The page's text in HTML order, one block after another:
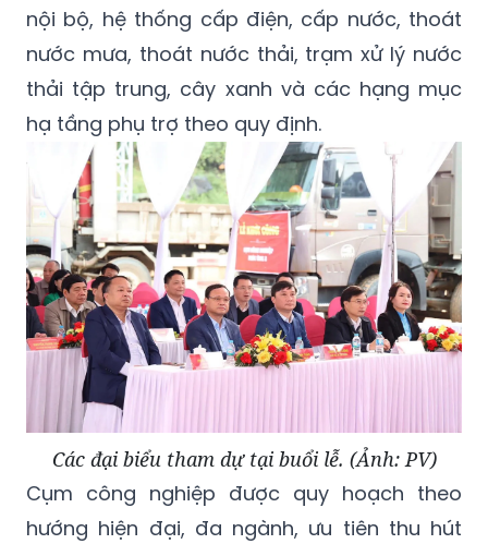
nội bộ, hệ thống cấp điện, cấp nước, thoát
nước mưa, thoát nước thải, trạm xử lý nước
thải tập trung, cây xanh và các hạng mục
hạ tầng phụ trợ theo quy định.
Các đại biểu tham dự tại buổi lễ. (Ảnh: PV)
Cụm công nghiệp được quy hoạch theo
hướng hiện đại, đa ngành, ưu tiên thu hút